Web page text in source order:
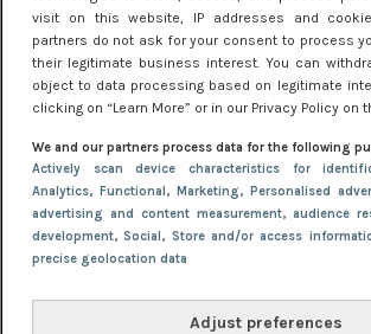
visit on this website, IP addresses and
partners do not ask for your consent to process
their legitimate business interest. You can
object to data processing based on legitimate
clicking on “Learn More” or in our Privacy Policy on
We and our partners process data for the following
Actively scan device characteristics for
Analytics, Functional, Marketing, Personalised
advertising and content measurement, audience
development, Social, Store and/or access
precise geolocation data
Adjust preferences
MERKEN
Zo kies je de juiste
NIEUWS
Jurkjes met lange
stijlvol!
YAY! ASOS nu ook in